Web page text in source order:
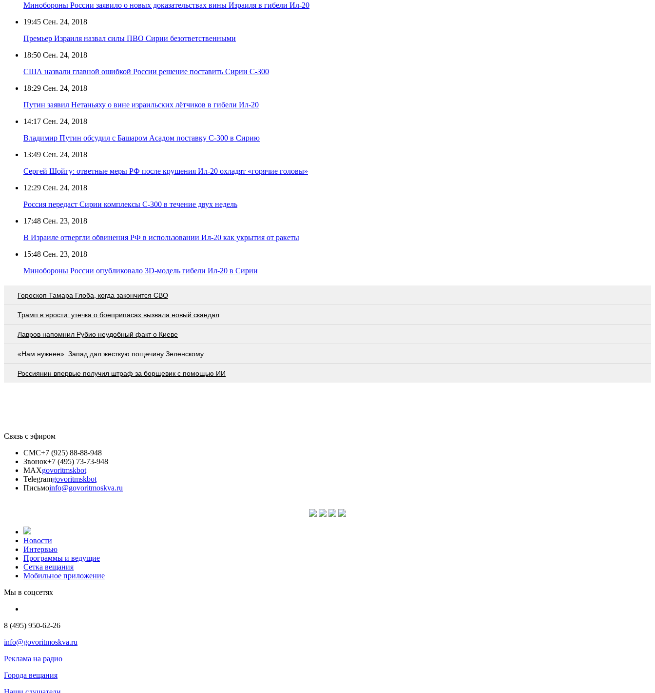
Минобороны России заявило о новых доказательствах вины Израиля в гибели Ил-20
19:45 Сен. 24, 2018
Премьер Израиля назвал силы ПВО Сирии безответственными
18:50 Сен. 24, 2018
США назвали главной ошибкой России решение поставить Сирии С-300
18:29 Сен. 24, 2018
Путин заявил Нетаньяху о вине израильских лётчиков в гибели Ил-20
14:17 Сен. 24, 2018
Владимир Путин обсудил с Башаром Асадом поставку С-300 в Сирию
13:49 Сен. 24, 2018
Сергей Шойгу: ответные меры РФ после крушения Ил-20 охладят «горячие головы»
12:29 Сен. 24, 2018
Россия передаст Сирии комплексы С-300 в течение двух недель
17:48 Сен. 23, 2018
В Израиле отвергли обвинения РФ в использовании Ил-20 как укрытия от ракеты
15:48 Сен. 23, 2018
Минобороны России опубликовало 3D-модель гибели Ил-20 в Сирии
Гороскоп Тамара Глоба, когда закончится СВО
Трамп в ярости: утечка о боеприпасах вызвала новый скандал
Лавров напомнил Рубио неудобный факт о Киеве
«Нам нужнее». Запад дал жесткую пощечину Зеленскому
Россиянин впервые получил штраф за борщевик с помощью ИИ
Связь с эфиром
СМС+7 (925) 88-88-948
Звонок+7 (495) 73-73-948
MAXgovoritmskbot
Telegramgovoritmskbot
Письмоinfo@govoritmoskva.ru
Новости
Интервью
Программы и ведущие
Сетка вещания
Мобильное приложение
Мы в соцсетях
8 (495) 950-62-26
info@govoritmoskva.ru
Реклама на радио
Города вещания